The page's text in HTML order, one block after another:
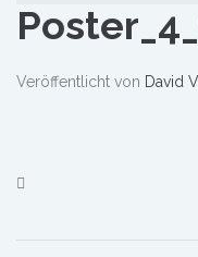
Veröffentlicht von David